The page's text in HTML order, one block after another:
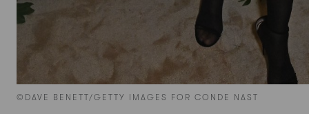
©DAVE BENETT/GETTY IMAGES FOR CONDE NAST